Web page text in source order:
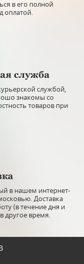
в его полной
оплатой.
служба
службой,
знакомы со
товаров при
в нашем интернет-
Доставка
(в течение дня и
другое время.